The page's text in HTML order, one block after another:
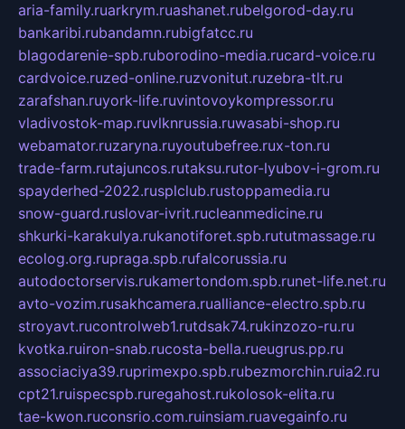
aria-family.ruarkrym.ruashanet.rubelgorod-day.ru
bankaribi.rubandamn.rubigfatcc.ru
blagodarenie-spb.ruborodino-media.rucard-voice.ru
cardvoice.ruzed-online.ruzvonitut.ruzebra-tlt.ru
zarafshan.ruyork-life.ruvintovoykompressor.ru
vladivostok-map.ruvlknrussia.ruwasabi-shop.ru
webamator.ruzaryna.ruyoutubefree.rux-ton.ru
trade-farm.rutajuncos.rutaksu.rutor-lyubov-i-grom.ru
spayderhed-2022.rusplclub.rustoppamedia.ru
snow-guard.ruslovar-ivrit.rucleanmedicine.ru
shkurki-karakulya.rukanotiforet.spb.rututmassage.ru
ecolog.org.rupraga.spb.rufalcorussia.ru
autodoctorservis.rukamertondom.spb.runet-life.net.ru
avto-vozim.rusakhcamera.rualliance-electro.spb.ru
stroyavt.rucontrolweb1.rutdsak74.rukinzozo-ru.ru
kvotka.ruiron-snab.rucosta-bella.rueugrus.pp.ru
associaciya39.ruprimexpo.spb.rubezmorchin.ruia2.ru
cpt21.ruispecspb.ruregahost.rukolosok-elita.ru
tae-kwon.ruconsrio.com.ruinsiam.ruavegainfo.ru